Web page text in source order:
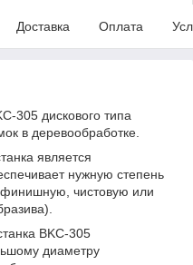
Доставка Оплата
305 дискового типа
в деревообработке.
является
нужную степень
чистовую или
BKC-305
диаметру